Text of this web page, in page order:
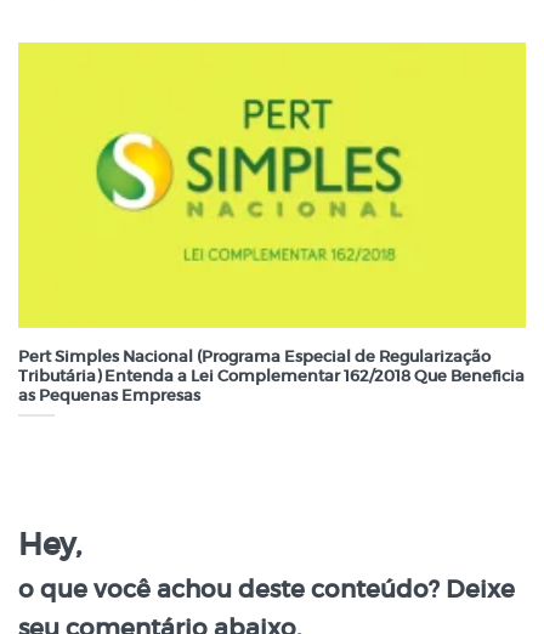
Pert Simples Nacional (Programa Especial de Regularização
Tributária) Entenda a Lei Complementar 162/2018 Que Beneficia
as Pequenas Empresas
Hey,
o que você achou deste conteúdo? Deixe
seu comentário abaixo.